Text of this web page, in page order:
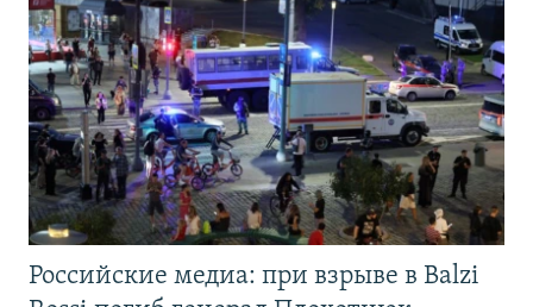
Российские медиа: при взрыве в Balzi